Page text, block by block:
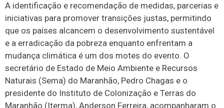
A identificação e recomendação de medidas, parcerias e
iniciativas para promover transições justas, permitindo
que os países alcancem o desenvolvimento sustentável
e a erradicação da pobreza enquanto enfrentam a
mudança climática é um dos motes do evento. O
secretário de Estado de Meio Ambiente e Recursos
Naturais (Sema) do Maranhão, Pedro Chagas e o
presidente do Instituto de Colonização e Terras do
Maranhão (Iterma), Anderson Ferreira, acompanharam o